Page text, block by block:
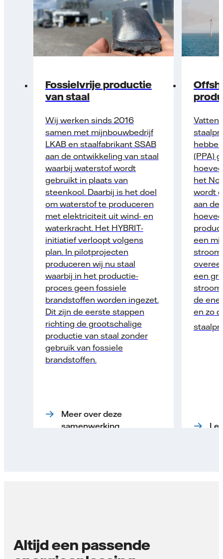
Fossielvrije productie
van staal
Wij werken sinds 2016
samen met mijnbouwbedrijf
LKAB en staal­fabrikant SSAB
aan de ontwikkeling van staal
waarbij waterstof wordt
gebruikt in plaats van
steenkool. Daarbij is het doel
om waterstof te produceren
met elektriciteit uit wind- en
waterkracht. Het HYBRIT-
initiatief verloopt volgens
plan. In pilot­projecten
produceren wij nu staal
waarbij in het productie­
proces geen fossiele
brandstoffen worden ingezet.
Dit zijn de eerste stappen
richting de grootschalige
productie van staal zonder
gebruik van fossiele
brandstoffen.
Meer over deze
samenwerking
(PPA)
het
wordt
aan de
een
een
de
en zo
Altijd een passende